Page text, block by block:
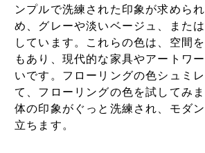
ンプルで洗練された印象が求めら
め、グレーや淡いベージュ、また
しています。これらの色は、空間
もあり、現代的な家具やアートワ
いです。フローリングの色シュミ
て、フローリングの色を試してみ
体の印象がぐっと洗練され、モダ
立ちます。